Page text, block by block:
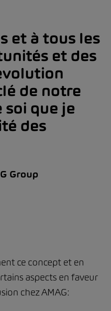
et à tous les
et des
de notre
soi que je
des
Group
ce concept et en
aspects en faveur
chez AMAG: